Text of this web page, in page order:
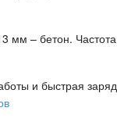
– бетон. Частота
и быстрая